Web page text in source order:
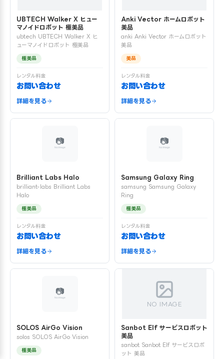
UBTECH Walker X ヒュー
マノイドロボット 極美品
ubtech UBTECH Walker X ヒ
ューマノイドロボット 極美品
極美品
レンタル料金
お問い合わせ
詳細を見る
Anki Vector ホームロボット
美品
anki Anki Vector ホームロボット
美品
美品
レンタル料金
お問い合わせ
詳細を見る
Brilliant Labs Halo
brilliant-labs Brilliant Labs
Halo
極美品
レンタル料金
お問い合わせ
詳細を見る
Samsung Galaxy Ring
samsung Samsung Galaxy
Ring
極美品
レンタル料金
お問い合わせ
詳細を見る
SOLOS AirGo Vision
solos SOLOS AirGo Vision
極美品
NO IMAGE
Sanbot Elf サービスロボット
美品
sanbot Sanbot Elf サービスロボ
ット 美品